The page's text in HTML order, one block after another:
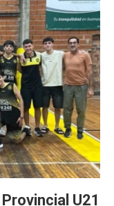
U21